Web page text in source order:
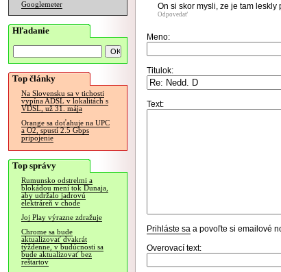
Googlemeter
Hľadanie
Top články
Na Slovensku sa v tichosti
vypína ADSL v lokalitách s
VDSL, už 31. mája
Orange sa doťahuje na UPC
a O2, spustí 2.5 Gbps
pripojenie
Top správy
Rumunsko odstrelmi a
blokádou mení tok Dunaja,
aby udržalo jadrovú
elektráreň v chode
Joj Play výrazne zdražuje
Chrome sa bude
aktualizovať dvakrát
týždenne, v budúcnosti sa
bude aktualizovať bez
reštartov
On si skor mysli, ze je tam
Odpovedať
Meno:
Titulok:
Text:
Prihláste sa a povoľte si emailové
Overovací text: